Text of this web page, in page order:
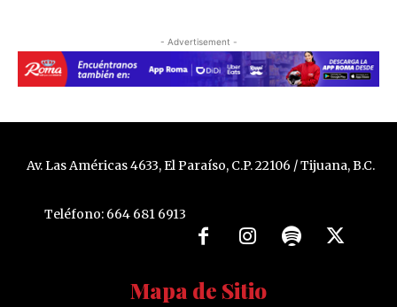
- Advertisement -
Av. Las Américas 4633, El Paraíso, C.P. 22106 / Tijuana, B.C.
Teléfono: 664 681 6913
Mapa de Sitio